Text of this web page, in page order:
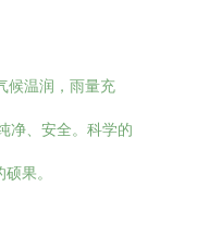
候温润，雨量充
净、安全。科学的
果。